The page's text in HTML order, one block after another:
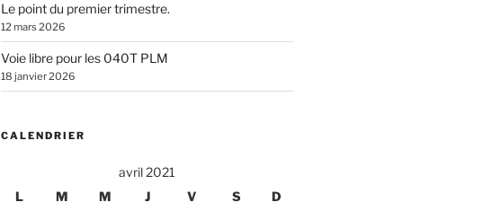
Le point du premier trimestre.
12 mars 2026
Voie libre pour les 040T PLM
18 janvier 2026
CALENDRIER
avril 2021
L
M M J V S D